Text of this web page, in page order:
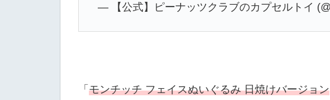
— 【公式】ピーナッツクラブのカプセルトイ
「 モンチッチ フェイスぬいぐるみ 日焼けバージョン